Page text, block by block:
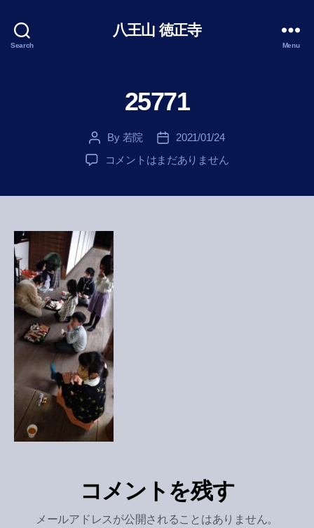
Search
八王山 徳正寺
Menu
25771
Post
author
By 若院
Post
date
2021/01/24
25771
コメントはまだありません
コメントを残す
メールアドレスが公開されることはありません。